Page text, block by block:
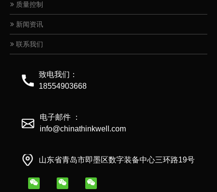
质量控制
新闻资讯
联系我们
致电我们：
18554903668
电子邮件 ：
info@chinathinkwell.com
山东省青岛市即墨区数字装备中心三环路19号